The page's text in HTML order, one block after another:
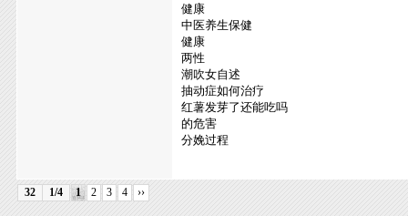
健康
中医养生保健
健康
两性
潮吹女自述
抽动症如何治疗
红薯发芽了还能吃吗
的危害
分娩过程
32 1/4 1 2 3 4 ››